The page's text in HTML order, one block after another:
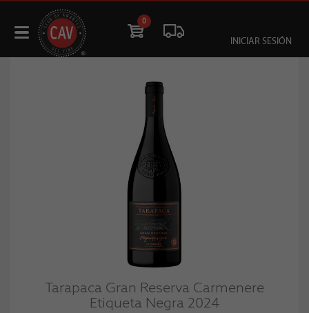
0
INICIAR SESIÓN
Tarapaca Gran Reserva Carmenere
Etiqueta Negra 2024